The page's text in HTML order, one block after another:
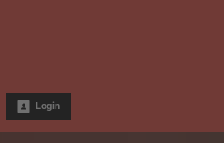
Login